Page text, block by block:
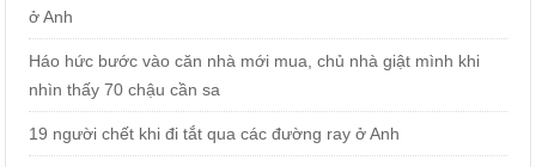
ở Anh
Háo hức bước vào căn nhà mới mua, chủ nhà giật mình khi
nhìn thấy 70 chậu cần sa
19 người chết khi đi tắt qua các đường ray ở Anh